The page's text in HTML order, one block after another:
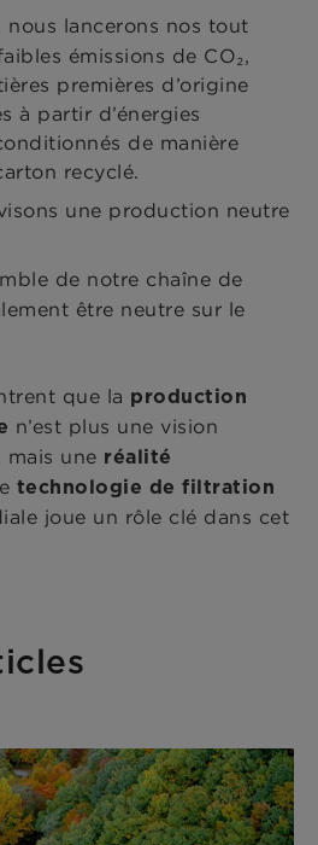
nous lancerons nos tout
émissions de CO₂,
premières d’origine
à partir d’énergies
de manière
recyclé.
une production neutre
de notre chaîne de
être neutre sur le
que la production
n’est plus une vision
mais une réalité
technologie de filtration
joue un rôle clé dans cet